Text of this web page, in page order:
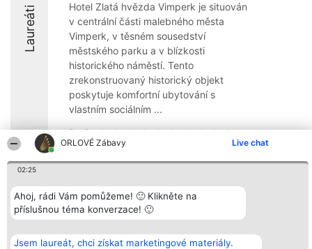
ORLOVÉ Zábavy Live chat
02:25
Ahoj, rádi Vám pomůžeme! 🙂 Klikněte na
příslušnou téma konverzace! 🙂
Jsem laureát, chci získat marketingové materiály.
Laureáti
Hotel Zlatá hvězda Vimperk je situován
v centrální části malebného města
Vimperk, v těsném sousedství
městského parku a v blízkosti
historického náměstí. Tento
zrekonstruovaný historický objekt
poskytuje komfortní ubytování s
vlastním sociálním ...
8.6
Organizátor hlasování
Bright Side Solutions sp. z o.
o. sp. k.
ul. Ruska 22
KRS 0000749100 | Regon
381313360 | NIP 8943132676
Plebiscyt
Vítězové
Seznam všech
laureátů
Pravidla
Zásady
Kontakt